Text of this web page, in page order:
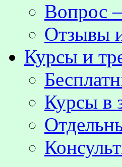
Вопрос
Отзывы
Курсы и
Курсы в